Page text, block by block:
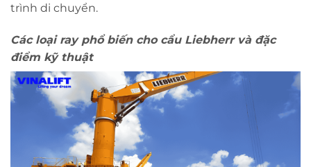
trình di chuyển.
Các loại ray phổ biến cho cẩu Liebherr và đặc
điểm kỹ thuật